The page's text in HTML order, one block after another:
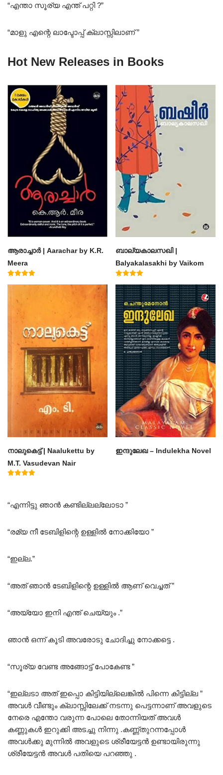
“എന്താ സൂര്യ എന്ത് പറ്റി ?”
“മാളു എന്റെ ലാപ്ടോപ്പ് ക്ലാസ്സിലാണ് ”
Hot New Releases in Books
ആരാച്ചാര്‍ | Aarachar by K.R.
Meera
ബാല്യകാലസഖി |
Balyakalasakhi by Vaikom
Muhammad Basheer
4.60
out of 5
നാലുകെട്ട് | Naalukettu by
M.T. Vasudevan Nair
ഇന്ദുലേഖ – Indulekha Novel
“എന്നിട്ടു ഞാൻ കണ്ടില്ലല്ലോടാ ”
“രമ്യ നീ ടേബിളിന്റെ ഉള്ളിൽ നോക്കിയോ ”
“ഇല്ല.”
“അത് ഞാൻ ടേബിളിന്റെ ഉള്ളിൽ ആണ് വെച്ചത് ”
“അയ്യോ ഇനി എന്ത് ചെയ്യും .”
ഞാൻ ഒന്ന് കൂടി അവരോടു ചോദിച്ചു നോക്കട്ടെ .
“സൂര്യ വേണ്ട അങ്ങോട്ട് പോകേണ്ട ”
“ഇല്ലടാ അത് ഇപ്പൊ കിട്ടിയില്ലെങ്കിൽ പിന്നെ കിട്ടില്ല ”
അവൾ വീണ്ടും ക്ലാസ്സിലേക്ക് നടന്നു പെട്ടന്നാണ് അവളുടെ
നേരെ എന്തോ വരുന്ന പോലെ തോന്നിയത് അവൾ
കണ്ണുകൾ ഇറുക്കി അടച്ചു നിന്നു .കണ്ണ്തുറന്നപ്പോൾ
അവൾക്കു മുന്നിൽ അവളുടെ ശ്രീയേട്ടൻ ഉണ്ടായിരുന്നു
ശ്രീയേട്ടൻ അവൾ പതിയെ പറഞ്ഞു .